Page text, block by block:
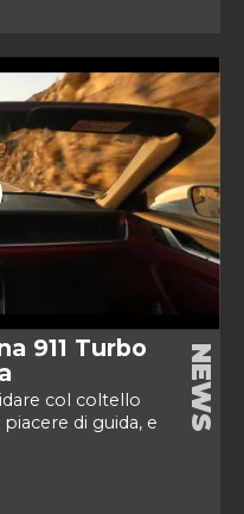
911 Turbo
col coltello
di guida, e
NEWS